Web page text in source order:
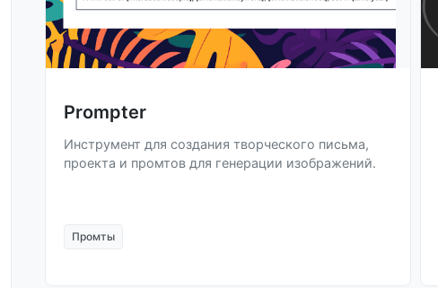
Prompter
Инструмент для создания творческого письма,
проекта и промтов для генерации изображений.
Промты